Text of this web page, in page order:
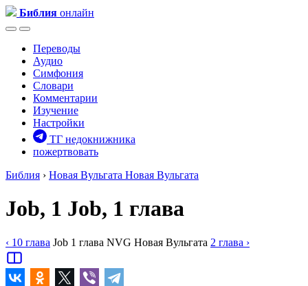
Библия онлайн
Переводы
Аудио
Симфония
Словари
Комментарии
Изучение
Настройки
ТГ недокнижника
пожертвовать
Библия › Новая Вульгата Новая Вульгата
Job, 1 Job, 1 глава
‹ 10 глава Job 1 глава NVG Новая Вульгата 2 глава ›